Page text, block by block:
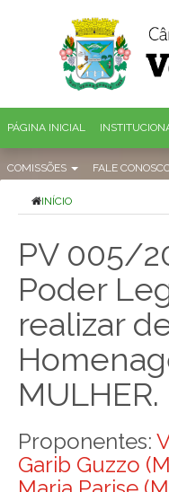
PÁGINA INICIAL
COMISSÕES FALE
INÍCIO
PV 005/
Poder
realizar
MULHER.
Proponentes:
Garib Guzzo